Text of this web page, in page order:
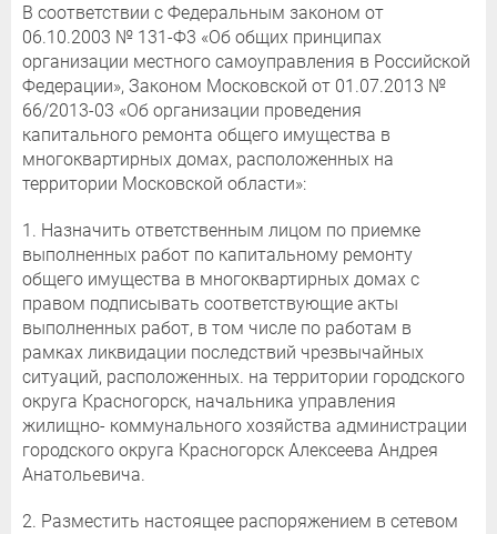
В соответствии с Федеральным законом от
06.10.2003 № 131-Ф3 «Об общих принципах
организации местного самоуправления в Российской
Федерации», Законом Московской от 01.07.2013 №
66/2013-03 «Об организации проведения
капитального ремонта общего имущества в
многоквартирных домах, расположенных на
территории Московской области»:
1. Назначить ответственным лицом по приемке
выполненных работ по капитальному ремонту
общего имущества в многоквартирных домах с
правом подписывать соответствующие акты
выполненных работ, в том числе по работам в
рамках ликвидации последствий чрезвычайных
ситуаций, расположенных. на территории городского
округа Красногорск, начальника управления
жилищно- коммунального хозяйства администрации
городского округа Красногорск Алексеева Андрея
Анатольевича.
2. Разместить настоящее распоряжением в сетевом